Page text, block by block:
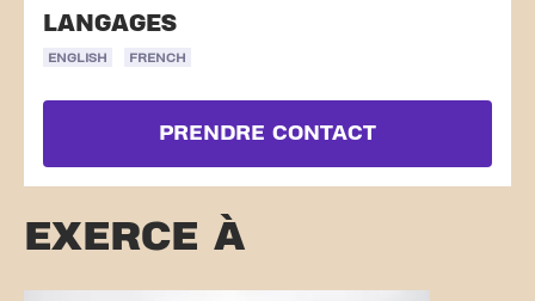
LANGAGES
ENGLISH FRENCH
PRENDRE CONTACT
EXERCE À